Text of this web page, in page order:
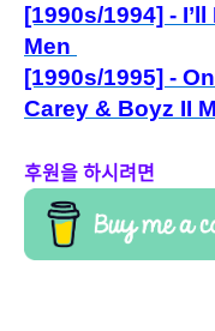
[1990s/1994] -
Men
[1990s/1995] -
Carey & Boyz II
후원을 하시려면